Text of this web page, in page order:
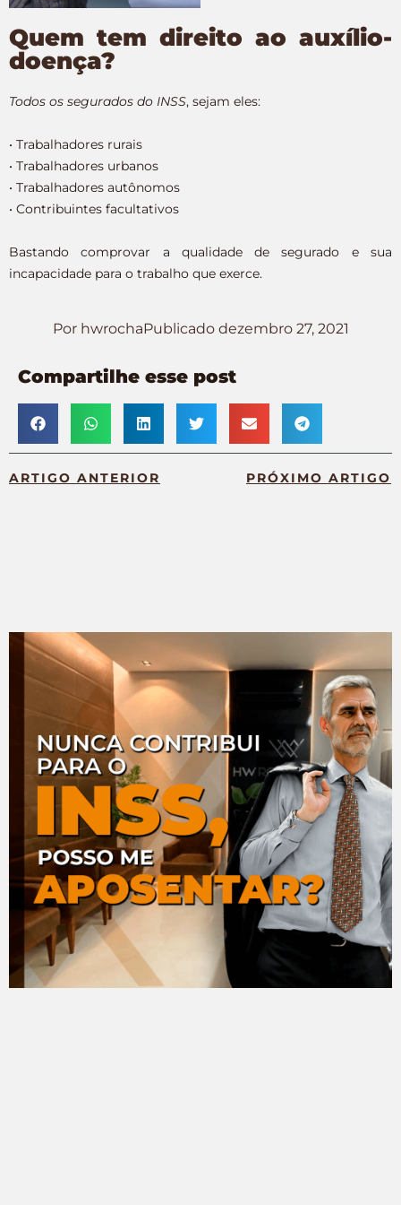
Quem tem direito ao auxílio-
doença?
Todos os segurados do INSS, sejam eles:
• Trabalhadores rurais
• Trabalhadores urbanos
• Trabalhadores autônomos
• Contribuintes facultativos
Bastando comprovar a qualidade de segurado e sua
incapacidade para o trabalho que exerce.
PorhwrochaPublicado dezembro 27, 2021
Compartilhe esse post
ARTIGO ANTERIOR PRÓXIMO ARTIGO